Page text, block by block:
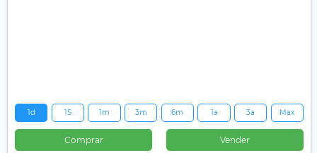
1d 1S 1m 3m 6m 1a 3a Max
Comprar Vender